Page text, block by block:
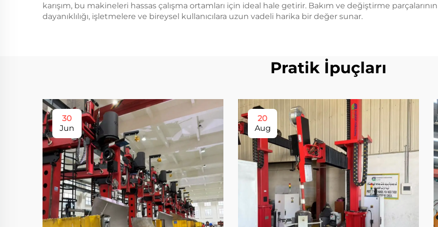
karışım, bu makineleri hassas çalışma ortamları için ideal hale getirir. Bakım ve değiştirme
dayanıklılığı, işletmelere ve bireysel kullanıcılara uzun vadeli harika bir değer sunar.
Pratik İpuçları
30
Jun
20
Aug